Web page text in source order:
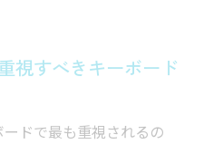
視すべきキーボード
ドで最も重視されるの